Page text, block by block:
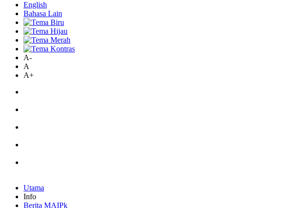
English
Bahasa Lain
A-
A
A+
Utama
Info
Berita MAIPk